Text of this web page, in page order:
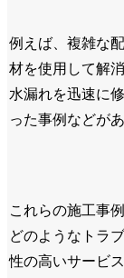
例えば、複雑な
材を使用して解
水漏れを迅速に
った事例などが
これらの施工事
どのようなトラ
性の高いサービ